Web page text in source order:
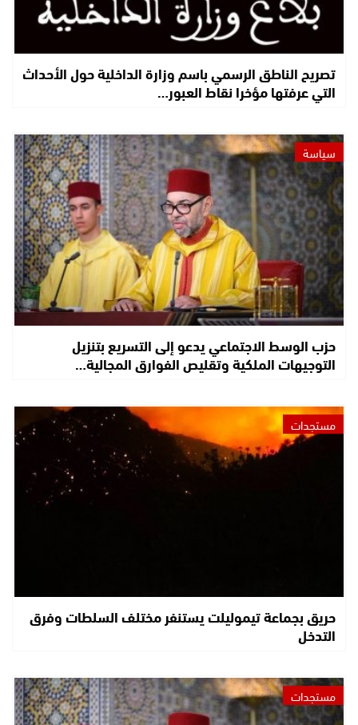
تصريح الناطق الرسمي باسم وزارة الداخلية حول الأحداث
التي عرفتها مؤخرا نقاط العبور…
سياسة
حزب الوسط الاجتماعي يدعو إلى التسريع بتنزيل
التوجيهات الملكية وتقليص الفوارق المجالية…
مستجدات
حريق بجماعة تيموليلت يستنفر مختلف السلطات وفرق
التدخل
مستجدات